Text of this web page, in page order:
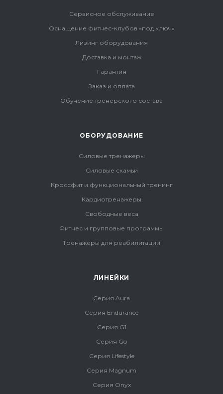
Сервисное обслуживание
Оснащение фитнес-клубов «под ключ»
Лизинг оборудования
Доставка и монтаж
Гарантия
Заказ и оплата
Обучение тренерского состава
ОБОРУДОВАНИЕ
Силовые тренажеры
Силовые скамьи
Кроссфит и функциональный тренинг
Кардиотренажеры
Свободные веса
Фитнес и групповые программы
Тренажеры для реабилитации
ЛИНЕЙКИ
Серия Aura
Серия Endurance
Серия G1
Серия Go
Серия Lifestyle
Серия Magnum
Серия Onyx